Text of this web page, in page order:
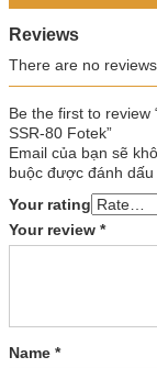
Reviews
There are no reviews
Be the first to review
SSR-80 Fotek”
Email của bạn sẽ
buộc được đánh dấu
Your rating
Your review *
Name *